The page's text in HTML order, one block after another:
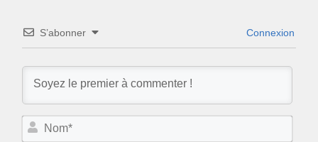
S’abonner Connexion
N